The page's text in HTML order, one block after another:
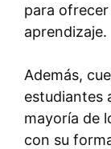
para
aprendizaje.
Además,
estudiantes
mayoría de
con su